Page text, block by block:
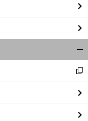
前
閉
る
新
し
い
ウ
ィ